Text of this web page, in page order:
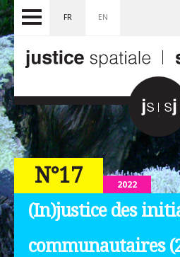
FR EN
2022
N°17
(In)justice des
communautaires